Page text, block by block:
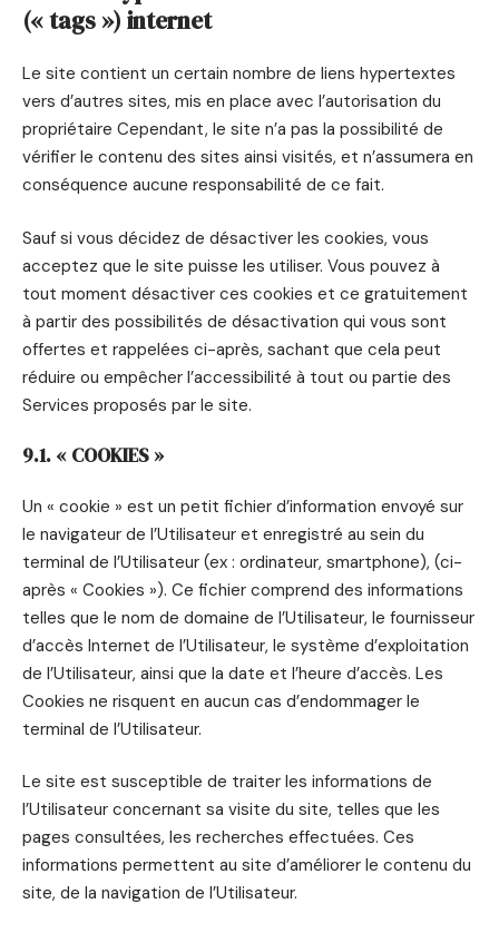
(« tags ») internet
Le site contient un certain nombre de liens hypertextes
vers d’autres sites, mis en place avec l’autorisation du
propriétaire Cependant, le site n’a pas la possibilité de
vérifier le contenu des sites ainsi visités, et n’assumera en
conséquence aucune responsabilité de ce fait.
Sauf si vous décidez de désactiver les cookies, vous
acceptez que le site puisse les utiliser. Vous pouvez à
tout moment désactiver ces cookies et ce gratuitement
à partir des possibilités de désactivation qui vous sont
offertes et rappelées ci-après, sachant que cela peut
réduire ou empêcher l’accessibilité à tout ou partie des
Services proposés par le site.
9.1. « COOKIES »
Un « cookie » est un petit fichier d’information envoyé sur
le navigateur de l’Utilisateur et enregistré au sein du
terminal de l’Utilisateur (ex : ordinateur, smartphone), (ci-
après « Cookies »). Ce fichier comprend des informations
telles que le nom de domaine de l’Utilisateur, le fournisseur
d’accès Internet de l’Utilisateur, le système d’exploitation
de l’Utilisateur, ainsi que la date et l’heure d’accès. Les
Cookies ne risquent en aucun cas d’endommager le
terminal de l’Utilisateur.
Le site est susceptible de traiter les informations de
l’Utilisateur concernant sa visite du site, telles que les
pages consultées, les recherches effectuées. Ces
informations permettent au site d’améliorer le contenu du
site, de la navigation de l’Utilisateur.